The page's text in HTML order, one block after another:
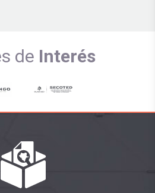
de Interés